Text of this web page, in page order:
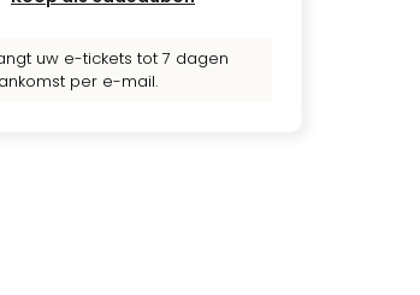
uw e-tickets tot 7 dagen
per e-mail.